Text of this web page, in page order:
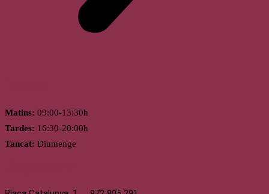
Matins: 09:00-13:30h
Tardes: 16:30-20:00h
Tancat: Diumenge